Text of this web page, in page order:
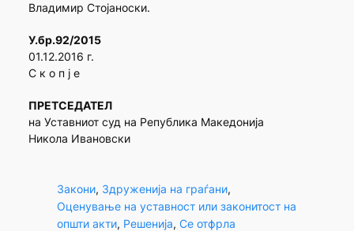
Владимир Стојаноски.
У.бр.92/2015
01.12.2016 г.
С к о п ј е
ПРЕТСЕДАТЕЛ
на Уставниот суд на Република Македонија
Никола Ивановски
Закони, Здруженија на граѓани
Оценување на уставност или законитост на
општи акти, Решенија, Се отфрла